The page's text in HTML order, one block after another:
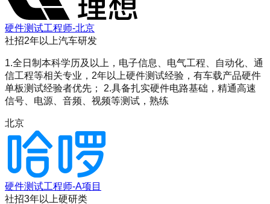
硬件测试工程师-北京
社招2年以上汽车研发
1.全日制本科学历及以上，电子信息、电气工程、自动化、通
信工程等相关专业，2年以上硬件测试经验，有车载产品硬件
单板测试经验者优先； 2.具备扎实硬件电路基础，精通高速
信号、电源、音频、视频等测试，熟练
北京
硬件测试工程师-A项目
社招3年以上硬研类